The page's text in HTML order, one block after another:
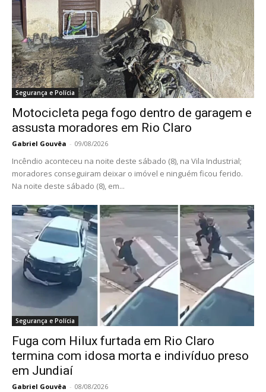
Segurança e Polícia
Motocicleta pega fogo dentro de garagem e
assusta moradores em Rio Claro
Gabriel Gouvêa - 09/08/2026
Incêndio aconteceu na noite deste sábado (8), na Vila Industrial;
moradores conseguiram deixar o imóvel e ninguém ficou ferido.
Na noite deste sábado (8), em...
Segurança e Polícia
Fuga com Hilux furtada em Rio Claro
termina com idosa morta e indivíduo preso
em Jundiaí
Gabriel Gouvêa - 08/08/2026